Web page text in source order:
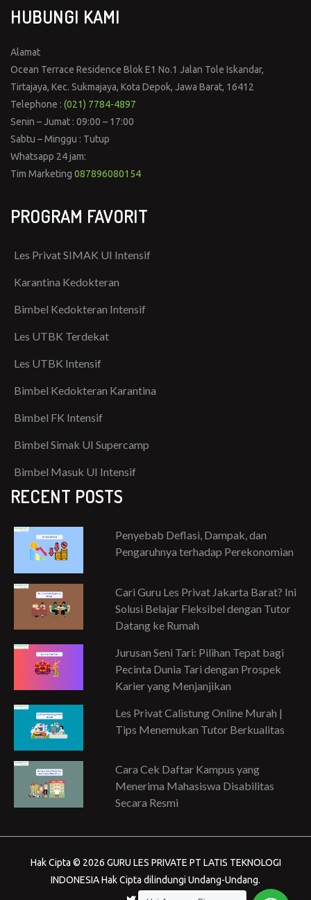
HUBUNGI KAMI
Alamat
Ocean Terrace Residence Blok E1 No.1 Jalan Tole Iskandar,
Tirtajaya, Kec. Sukmajaya, Kota Depok, Jawa Barat, 16412
Telephone : (021) 7784-4897
Senin – Jumat : 09:00 – 17:00
Sabtu – Minggu : Tutup
Whatsapp 24 jam:
Tim Marketing 087896080154
PROGRAM FAVORIT
Les Privat SIMAK UI Intensif
Karantina Kedokteran
Bimbel Kedokteran Intensif
Les UTBK Terdekat
Les UTBK Intensif
Bimbel Kedokteran Karantina
Bimbel FK Intensif
Bimbel Simak UI Supercamp
Bimbel Masuk UI Intensif
RECENT POSTS
Penyebab Deflasi, Dampak, dan
Pengaruhnya terhadap Perekonomian
Cari Guru Les Privat Jakarta Barat? Ini
Solusi Belajar Fleksibel dengan Tutor
Datang ke Rumah
Jurusan Seni Tari: Pilihan Tepat bagi
Pecinta Dunia Tari dengan Prospek
Karier yang Menjanjikan
Les Privat Calistung Online Murah |
Tips Menemukan Tutor Berkualitas
Cara Cek Daftar Kampus yang
Menerima Mahasiswa Disabilitas
Secara Resmi
Hak Cipta © 2026 GURU LES PRIVATE PT LATIS TEKNOLOGI
INDONESIA Hak Cipta dilindungi Undang-Undang.